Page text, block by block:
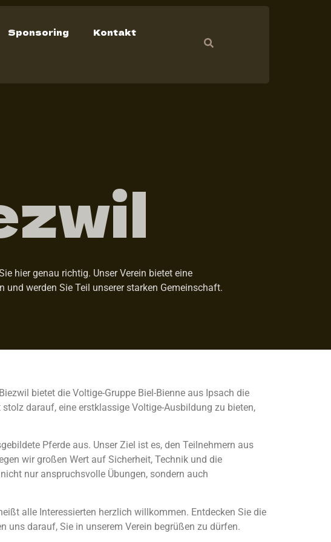
Sponsoring Kontakt
hier genau richtig. Unser Verein bietet eine
und werden Sie Teil unserer starken Gemeinschaft.
bietet die Voltige-Gruppe Biel-Bienne aus Ipsach die
darauf, eine erstklassige Voltige-Ausbildung zu bieten,
Pferde aus. Unser Ziel ist es, den Teilnehmern aus
wir großen Wert auf Sicherheit, Technik und die
nur anspruchsvolle Übungen, sondern auch
alle Interessierten herzlich willkommen. Entdecken Sie die
uns darauf, Sie in unserem Verein begrüßen zu dürfen.